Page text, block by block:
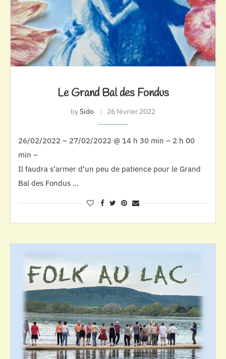
Le Grand Bal des Fondus
bySido 26 février 2022
26/02/2022 – 27/02/2022 @ 14 h 30 min – 2 h 00
min –
Il faudra s’armer d’un peu de patience pour le Grand
Bal des Fondus …